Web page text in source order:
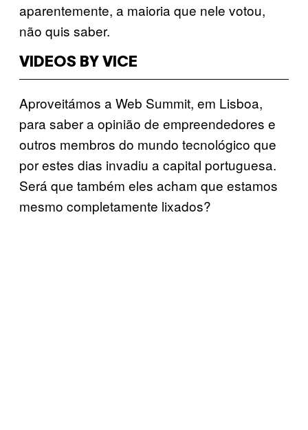
aparentemente, a maioria que nele votou,
não quis saber.
VIDEOS BY VICE
Aproveitámos a Web Summit, em Lisboa,
para saber a opinião de empreendedores e
outros membros do mundo tecnológico que
por estes dias invadiu a capital portuguesa.
Será que também eles acham que estamos
mesmo completamente lixados?